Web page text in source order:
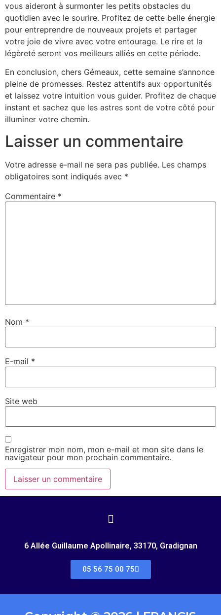
vous aideront à surmonter les petits obstacles du
quotidien avec le sourire. Profitez de cette belle énergie
pour entreprendre de nouveaux projets et partager
votre joie de vivre avec votre entourage. Le rire et la
légèreté seront vos meilleurs alliés en cette période.
En conclusion, chers Gémeaux, cette semaine s’annonce
pleine de promesses. Restez attentifs aux opportunités
et laissez votre intuition vous guider. Profitez de chaque
instant et sachez que les astres sont de votre côté pour
illuminer votre chemin.
Laisser un commentaire
Votre adresse e-mail ne sera pas publiée. Les champs
obligatoires sont indiqués avec *
Commentaire *
Nom *
E-mail *
Site web
Enregistrer mon nom, mon e-mail et mon site dans le
navigateur pour mon prochain commentaire.
6 Allée Guillaume Apollinaire, 33170, Gradignan
05 56 75 00 75